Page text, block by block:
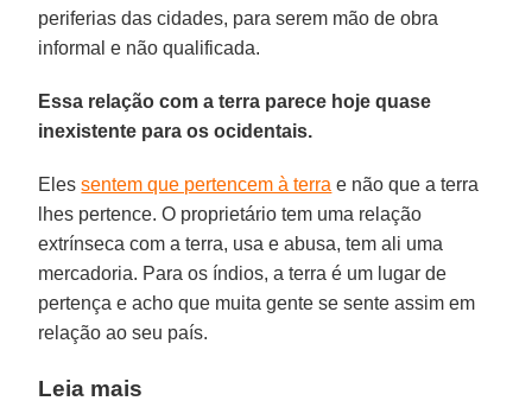
periferias das cidades, para serem mão de obra
informal e não qualificada.
Essa relação com a terra parece hoje quase
inexistente para os ocidentais.
Elessentem que pertencem à terra e não que a terra
lhes pertence. O proprietário tem uma relação
extrínseca com a terra, usa e abusa, tem ali uma
mercadoria. Para os índios, a terra é um lugar de
pertença e acho que muita gente se sente assim em
relação ao seu país.
Leia mais